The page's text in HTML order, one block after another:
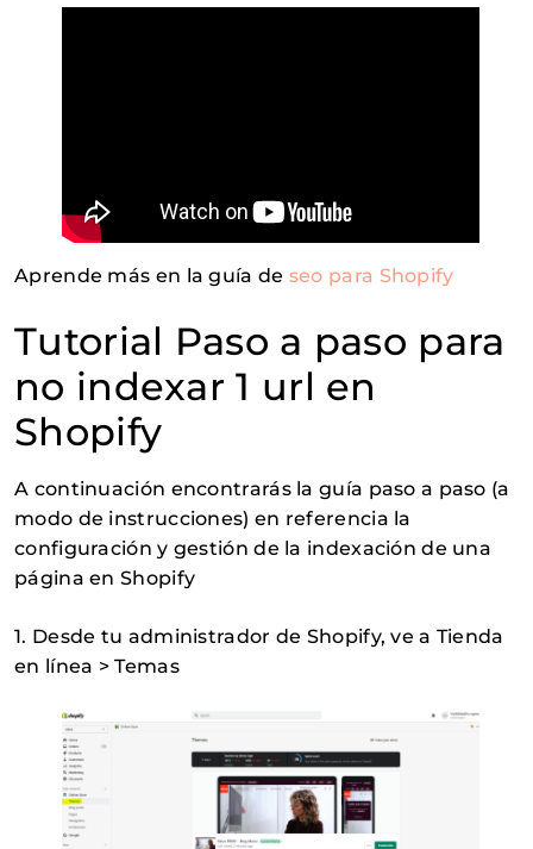
Aprende más en la guía de seo para Shopify
Tutorial Paso a paso para
no indexar 1 url en
Shopify
A continuación encontrarás la guía paso a paso (a
modo de instrucciones) en referencia la
configuración y gestión de la indexación de una
página en Shopify
1. Desde tu administrador de Shopify, ve a Tienda
en línea > Temas